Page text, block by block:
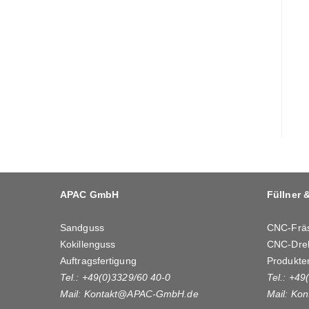
APAC GmbH
Sandguss
Kokillenguss
Auftragsfertigung
Tel.: +49(0)3329/60 40-0
Mail: Kontakt@APAC-GmbH.de
Füllner
CNC-
CNC-
Tel.:
Mail: